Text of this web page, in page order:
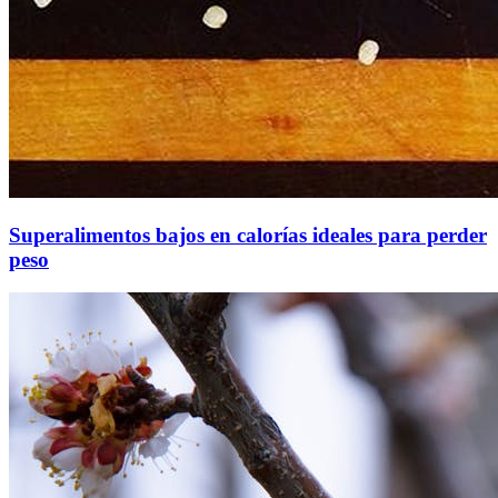
Superalimentos bajos en calorías ideales para perder
peso